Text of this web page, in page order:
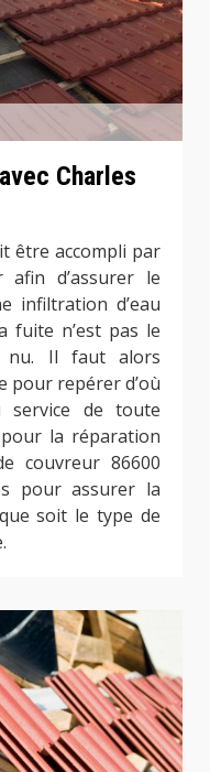
Charles
être accompli par
afin d’assurer le
infiltration d’eau
fuite n’est pas le
nu. Il faut alors
pour repérer d’où
de toute
la réparation
couvreur 86600
pour assurer la
soit le type de